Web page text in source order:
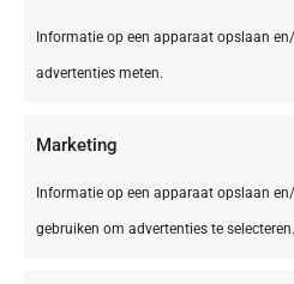
Informatie op een apparaat opslaan
advertenties meten.
Marketing
Informatie op een apparaat opslaan
gebruiken om advertenties te selecteren.